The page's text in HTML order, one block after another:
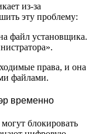
из-за
эту проблему:
файл установщика.
права, и она
файлами.
временно
блокировать